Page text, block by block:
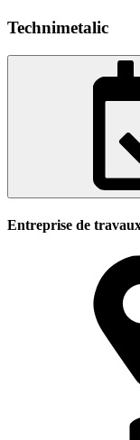
Technimetalic
Entreprise de